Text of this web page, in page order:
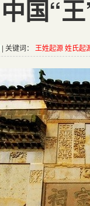
中国“
| 关键词： 王姓起源姓氏起